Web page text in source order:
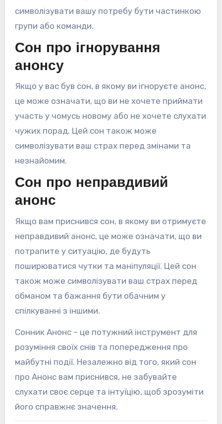
символізувати вашу потребу бути частинкою
групи або команди.
Сон про ігнорування
анонсу
Якщо у вас був сон, в якому ви ігноруєте анонс,
це може означати, що ви не хочете приймати
участь у чомусь новому або не хочете слухати
чужих порад. Цей сон також може
символізувати ваш страх перед змінами та
незнайомим.
Сон про неправдивий
анонс
Якщо вам приснився сон, в якому ви отримуєте
неправдивий анонс, це може означати, що ви
потрапите у ситуацію, де будуть
поширюватися чутки та маніпуляції. Цей сон
також може символізувати ваш страх перед
обманом та бажання бути обачним у
спілкуванні з іншими.
Сонник Анонс – це потужний інструмент для
розуміння своїх снів та попередження про
майбутні події. Незалежно від того, який сон
про Анонс вам приснився, не забувайте
слухати своє серце та інтуїцію, щоб зрозуміти
його справжнє значення.